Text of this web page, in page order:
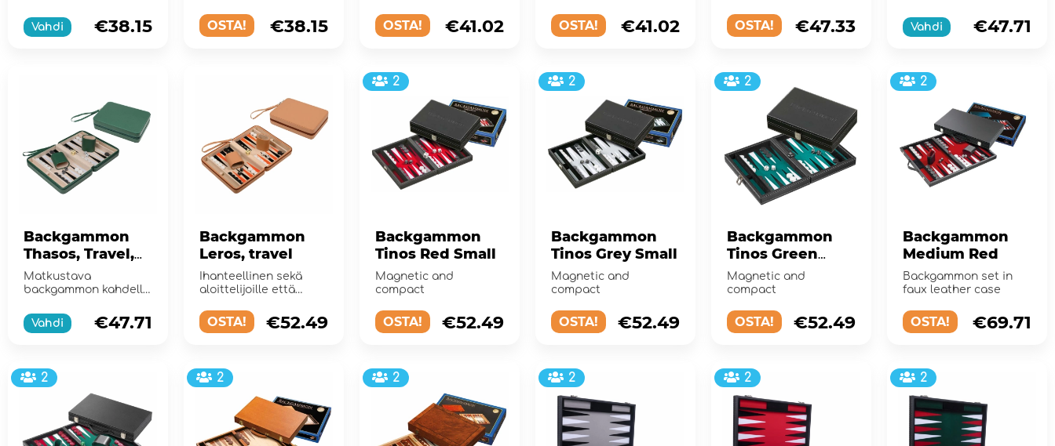
nahkalaukussa.
Vahdi €38.15
haluat
OSTA! €38.15 OSTA! €41.02
jossa on rullaava
keinonahkalau...
OSTA! €41.02
inlays of maple and
poplar.
OSTA! €47.33
Vahdi
€47.71
Backgammon
Thasos, Travel,
Green
Matkustava
backgammon kahdelle
Vahdi
€47.71
Backgammon
Leros, travel
Ihanteellinen sekä
aloittelijoille että
OSTA! €52.49
2
Backgammon
Tinos Red Small
Magnetic and
compact
OSTA! €52.49
2
Backgammon
Tinos Grey Small
Magnetic and
compact
OSTA! €52.49
2
Backgammon
Tinos Green
Small
Magnetic and
compact
OSTA! €52.49
2
Backgammon
Medium Red
Backgammon set in
faux leather case
OSTA! €69.71
2 2 2 2 2 2